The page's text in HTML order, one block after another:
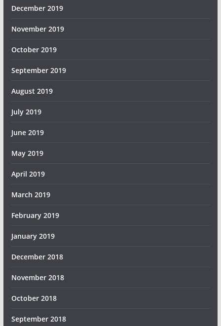
December 2019
November 2019
October 2019
September 2019
August 2019
July 2019
June 2019
May 2019
April 2019
March 2019
February 2019
January 2019
December 2018
November 2018
October 2018
September 2018